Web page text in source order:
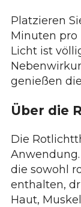
Platzieren
Minuten pro
Licht ist
genießen
Über die
Die
die sowohl
enthalten,
Haut,